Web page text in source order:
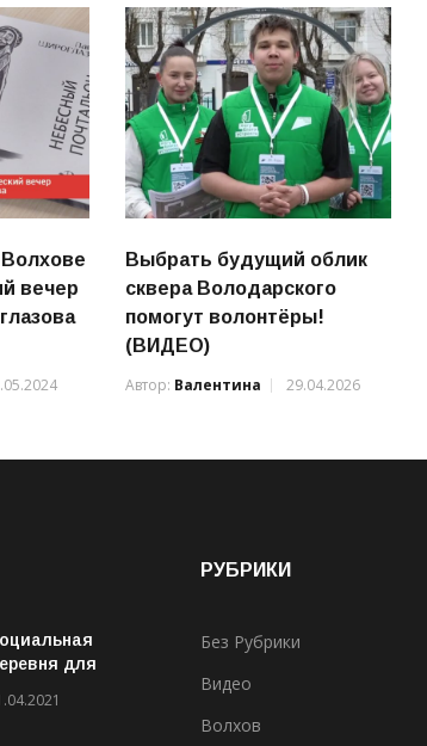
Волхове
вечер
Выбрать будущий облик
сквера Володарского
помогут волонтёры!
(ВИДЕО)
Автор: Валентина 29.04.2026
для
РУБРИКИ
Без Рубрики
Видео
Волхов